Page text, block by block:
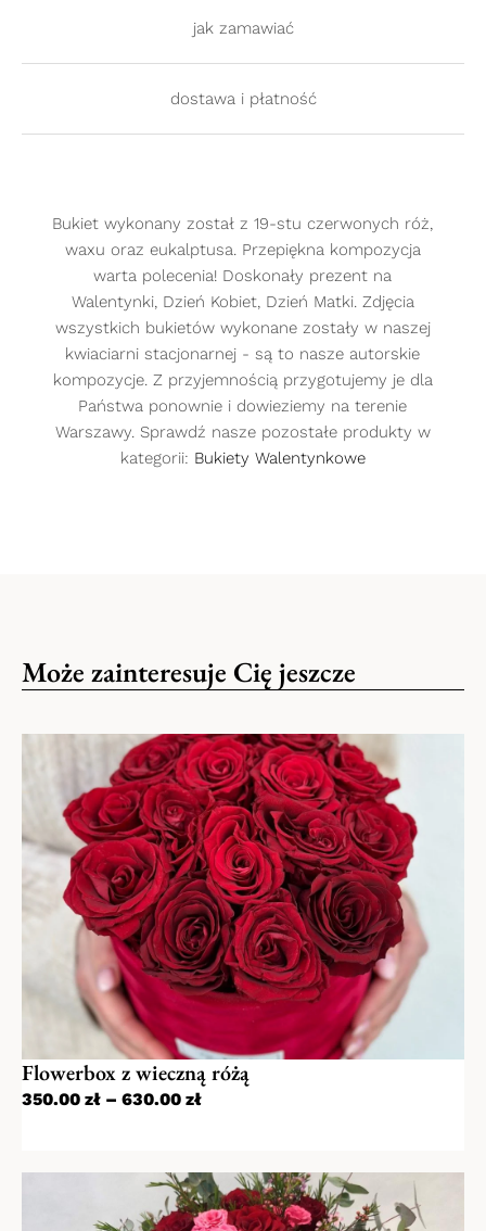
jak zamawiać
dostawa i płatność
Bukiet wykonany został z 19-stu czerwonych róż,
waxu oraz eukalptusa. Przepiękna kompozycja
warta polecenia! Doskonały prezent na
Walentynki, Dzień Kobiet, Dzień Matki. Zdjęcia
wszystkich bukietów wykonane zostały w naszej
kwiaciarni stacjonarnej - są to nasze autorskie
kompozycje. Z przyjemnością przygotujemy je dla
Państwa ponownie i dowieziemy na terenie
Warszawy. Sprawdź nasze pozostałe produkty w
kategorii: Bukiety Walentynkowe
Szybka dostawa
nawet w 2h od momentu zamówienia
Gwarancja jakości
Dostajesz bukiet taki jak na zdjęciu
2.
bukiet
Płatność z PayU
Po wybraniu tej formy płatności, zostaniesz
przeniesiony na stronę internetową
operatora (PayU), a następnie na stronę
Twojego banku, do okienka logowania.
jedynie autoryzację płatności. Pełna kwota
za zamówienie przekazywana jest Do
Płatność BLIK
System płatności dla użytkowników
bankowości mobilnej. Szybka płatność, bez
dodatkowych przekierowań. Po wybraniu tej
metody wystarczy na naszej stronie podać
6-cyfrowy kod BLIK a następnie potwierdzić
płatność. Pobieranie kodu blik oraz
potwierdzeniem płatności odbywa się na
Twoim urządzeniu w aplikacji mobilnej
banku. Usługa dostępna jest w: Alior Bank,
Bank Millennium, Santander Bank Polska,
ING Bank Śląski, mBanku, PKO Bank Polski,
Getin Bank, T-Mobile Usługi Bankowe, BNP
Paribas, Credit Agricole, Bank Pekao SA.
Dostawy
Może zainteresuje Cię jeszcze
Flowerbox z wieczną różą
350.00 zł – 630.00 zł